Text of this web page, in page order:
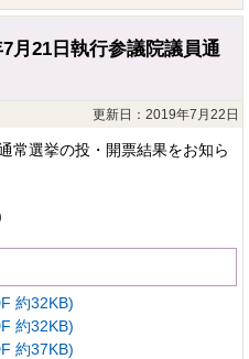
月21日執行参議院議員通
更新日：2019年7月22日
常選挙の投・開票結果をお知ら
約32KB)
約32KB)
約37KB)